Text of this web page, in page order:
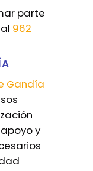
parte
962
Gandía
y